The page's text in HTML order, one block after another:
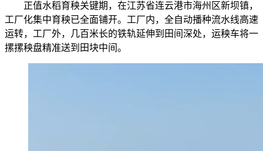
正值水稻育秧关键期，在江苏省连云港市海州区新坝镇，
工厂化集中育秧已全面铺开。工厂内，全自动播种流水线高速
运转，工厂外，几百米长的铁轨延伸到田间深处，运秧车将一
摞摞秧盘精准送到田块中间。